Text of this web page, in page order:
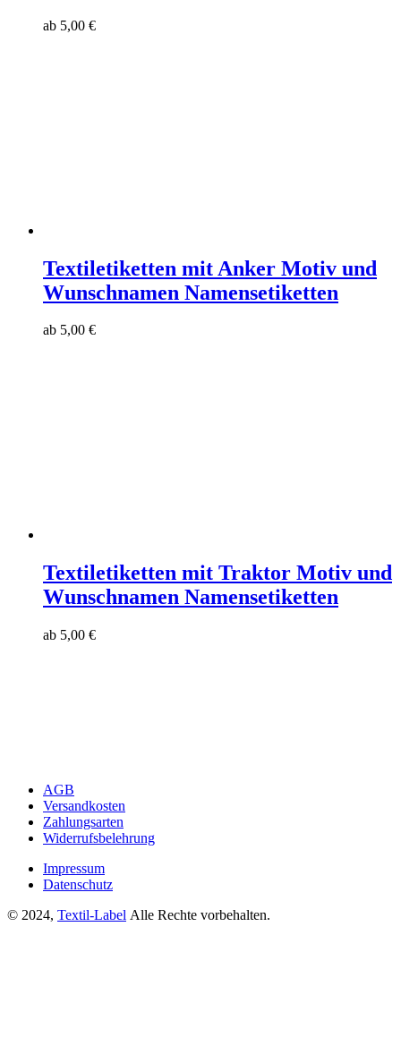
ab 5,00 €
Textiletiketten mit Anker Motiv und
Wunschnamen Namensetiketten
ab 5,00 €
Textiletiketten mit Traktor Motiv und
Wunschnamen Namensetiketten
ab 5,00 €
AGB
Versandkosten
Zahlungsarten
Widerrufsbelehrung
Impressum
Datenschutz
© 2024, Textil-Label Alle Rechte vorbehalten.